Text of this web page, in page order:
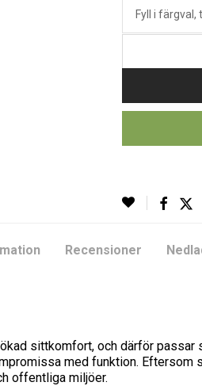
Recensioner
sittkomfort, och därför
med funktion. Eftersom
offentliga miljöer.